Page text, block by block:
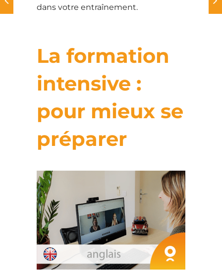
dans votre entraînement.
La formation
intensive :
pour mieux se
préparer